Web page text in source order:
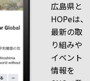
広島県と
HOPeは、
最新の取
り組みや
イベント
情報を